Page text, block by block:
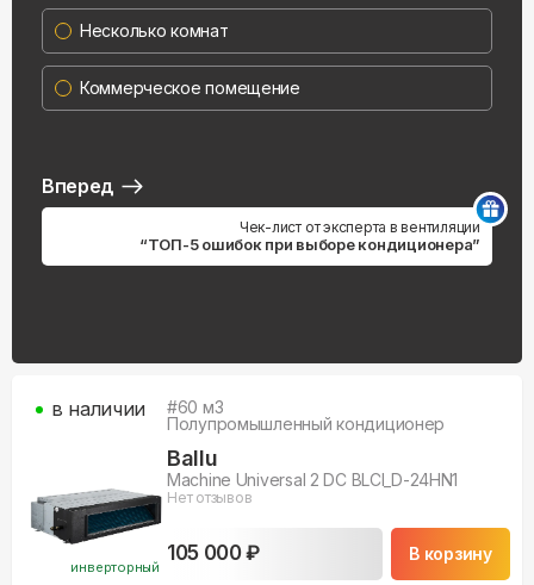
инверторный
#60 м3
Полупромышленный кондиционер
Ballu
Machine Universal 2 DC BLCI_D-24HN1
Нет отзывов
105 000 ₽ В корзину
в наличии
Несколько комнат
Коммерческое помещение
Вперед
Чек-лист от эксперта в вентиляции
“ТОП-5 ошибок при выборе кондиционера”